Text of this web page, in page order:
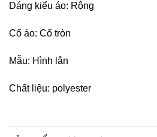
Dáng kiểu áo: Rộng
Cổ áo: Cổ tròn
Mẫu: Hình lân
Chất liệu: polyester